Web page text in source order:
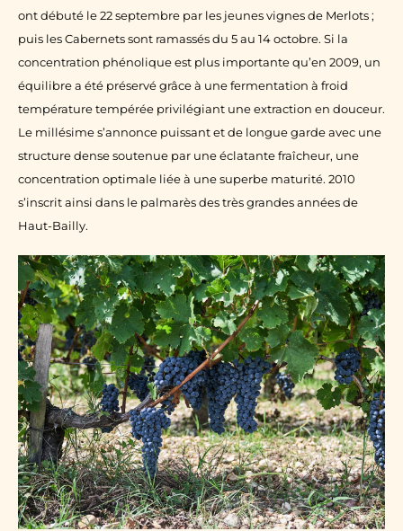
ont débuté le 22 septembre par les jeunes vignes de Merlots ;
puis les Cabernets sont ramassés du 5 au 14 octobre. Si la
concentration phénolique est plus importante qu’en 2009, un
équilibre a été préservé grâce à une fermentation à froid
température tempérée privilégiant une extraction en douceur.
Le millésime s’annonce puissant et de longue garde avec une
structure dense soutenue par une éclatante fraîcheur, une
concentration optimale liée à une superbe maturité. 2010
s’inscrit ainsi dans le palmarès des très grandes années de
Haut-Bailly.